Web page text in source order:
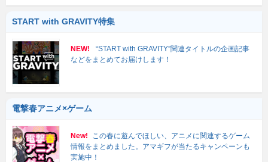
START with GRAVITY特集
NEW!
“START with GRAVITY”関連タイトルの企画記事
などをまとめてお届けします！
電撃春アニメ×ゲーム
New!
この春に遊んでほしい、アニメに関連するゲーム
情報をまとめました。アマギフが当たるキャンペーンも
実施中！